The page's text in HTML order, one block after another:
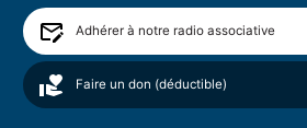
Adhérer à notre radio associative
Faire un don (déductible)